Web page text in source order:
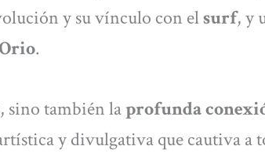
y su vínculo con elsurf, y
.
sino también laprofunda
y divulgativa que cautiva a